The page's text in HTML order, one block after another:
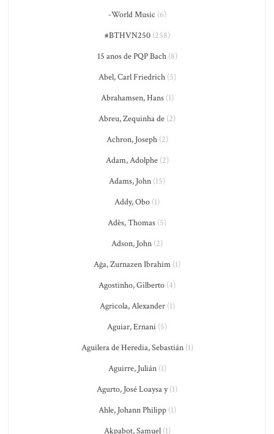
-World Music (6)
#BTHVN250(258)
15 anos de PQP Bach(8)
Abel, Carl Friedrich(5)
Abrahamsen, Hans(1)
Abreu, Zequinha de (2)
Achron, Joseph(2)
Adam, Adolphe(2)
Adams, John (15)
Addy, Obo (1)
Adès, Thomas (5)
Adson, John (2)
Ağa, Zurnazen Ibrahim (1)
Agostinho, Gilberto (4)
Agricola, Alexander(1)
Aguiar, Ernani (5)
Aguilera de Heredia, Sebastián(1)
Aguirre, Julián(1)
Agurto, José Loaysa y(1)
Ahle, Johann Philipp(1)
Akpabot, Samuel(1)